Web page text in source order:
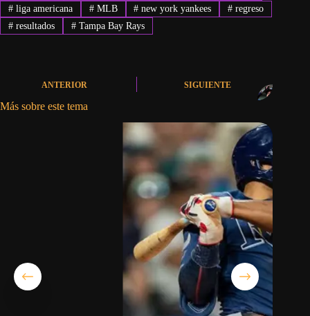
#liga americana #MLB # new york yankees # regreso
#resultados #Tampa Bay Rays
ANTERIOR SIGUIENTE
Más sobre este tema